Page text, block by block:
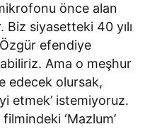
önce alan
siyasetteki 40 yılı
efendiye
Ama o meşhur
edecek olursak,
etmek’ istemiyoruz.
‘Mazlum’